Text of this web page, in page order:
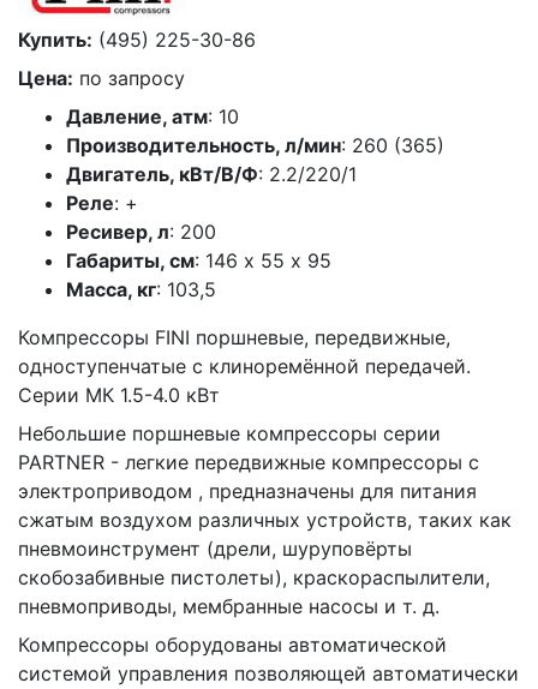
Купить: (495) 225-30-86
Цена: по запросу
Давление, атм: 10
Производительность, л/мин: 260 (365)
Двигатель, кВт/В/Ф: 2.2/220/1
Реле: +
Ресивер, л: 200
Габариты, см: 146 х 55 х 95
Масса, кг: 103,5
Компрессоры FINI поршневые, передвижные,
одноступенчатые с клиноремённой передачей.
Серии МК 1.5-4.0 кВт
Небольшие поршневые компрессоры серии
PARTNER - легкие передвижные компрессоры с
электроприводом , предназначены для питания
сжатым воздухом различных устройств, таких как
пневмоинструмент (дрели, шуруповёрты
скобозабивные пистолеты), краскораспылители,
пневмоприводы, мембранные насосы и т. д.
Компрессоры оборудованы автоматической
системой управления позволяющей автоматически